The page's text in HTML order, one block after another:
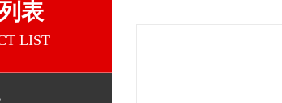
表
LIST